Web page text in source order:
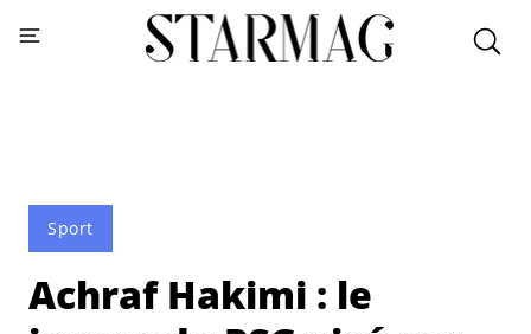
Sport
Achraf Hakimi : le